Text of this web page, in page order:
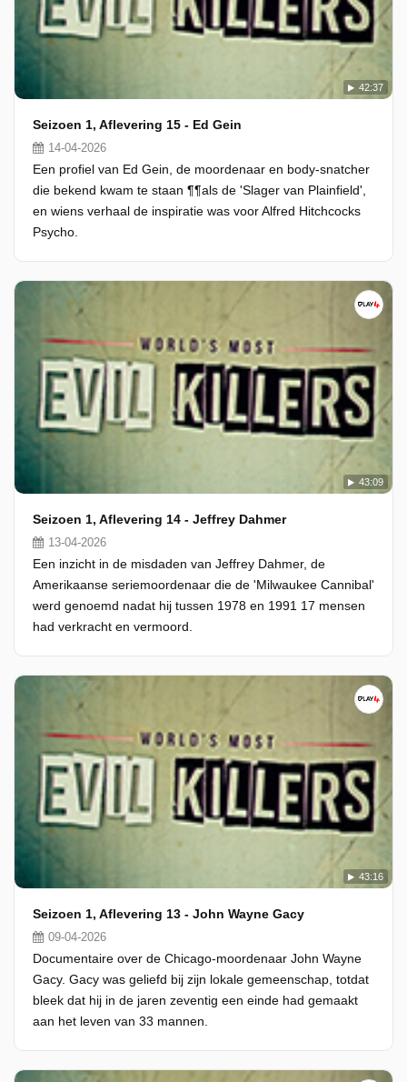
42:37
Seizoen 1, Aflevering 15 - Ed Gein
14-04-2026
Een profiel van Ed Gein, de moordenaar en body-snatcher
die bekend kwam te staan ¶¶als de 'Slager van Plainfield',
en wiens verhaal de inspiratie was voor Alfred Hitchcocks
Psycho.
43:09
Seizoen 1, Aflevering 14 - Jeffrey Dahmer
13-04-2026
Een inzicht in de misdaden van Jeffrey Dahmer, de
Amerikaanse seriemoordenaar die de 'Milwaukee Cannibal'
werd genoemd nadat hij tussen 1978 en 1991 17 mensen
had verkracht en vermoord.
43:16
Seizoen 1, Aflevering 13 - John Wayne Gacy
09-04-2026
Documentaire over de Chicago-moordenaar John Wayne
Gacy. Gacy was geliefd bij zijn lokale gemeenschap, totdat
bleek dat hij in de jaren zeventig een einde had gemaakt
aan het leven van 33 mannen.